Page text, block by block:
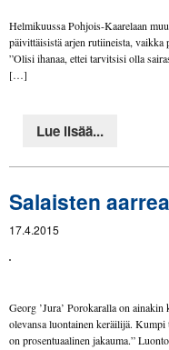
Helmikuussa Pohjois-Kaarelaan
päivittäisistä arjen rutiineista, vaikka
”Olisi ihanaa, ettei tarvitsisi olla
[…]
Lue lisää...
Salaisten
17.4.2015
Georg ’Jura’ Porokaralla on
olevansa luontainen keräilijä. Kumpi
on prosentuaalinen jakauma.”